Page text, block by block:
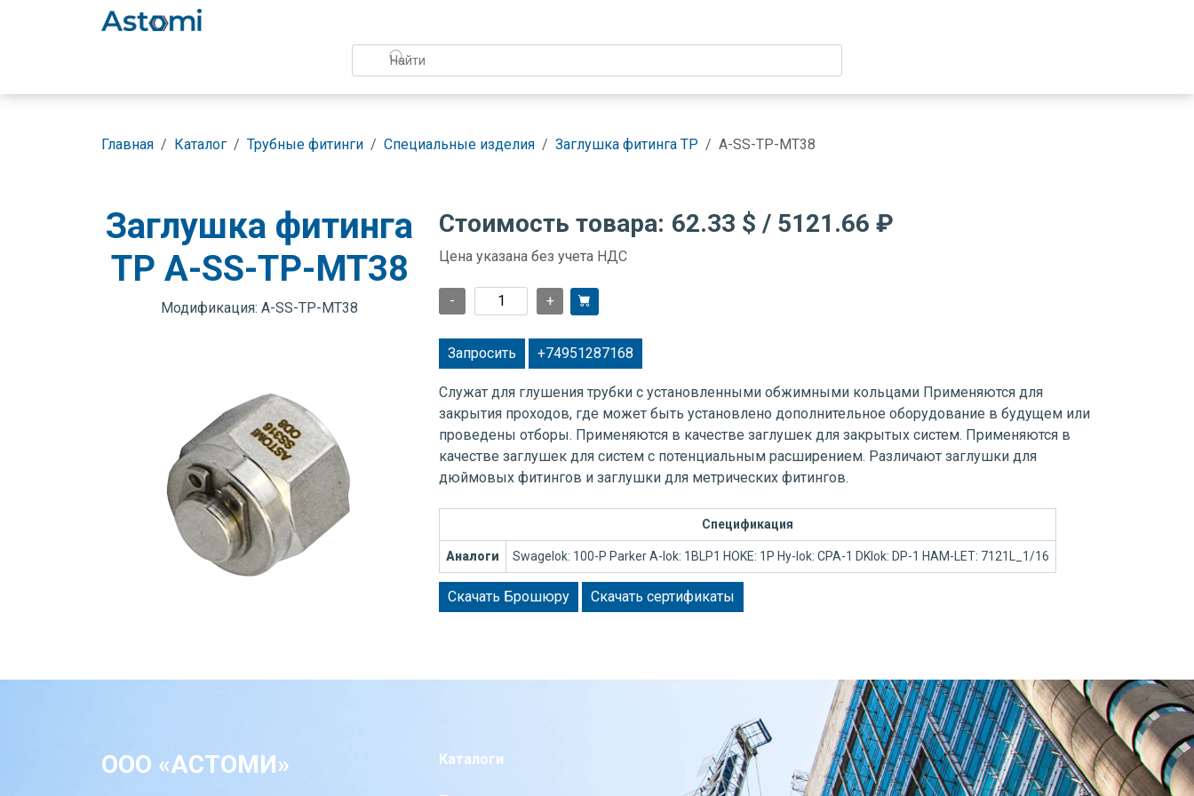
Главная Каталог Трубные фитинги Специальные изделия Заглушка фитинга TP A-SS-TP-MT38
Заглушка фитинга
TP A-SS-TP-MT38
Модификация: A-SS-TP-MT38
Стоимость товара: 62.33 $ / 5121.66 ₽
Цена указана без учета НДС
- +
Запросить +74951287168
Служат для глушения трубки с установленными обжимными кольцами Применяются для
закрытия проходов, где может быть установлено дополнительное оборудование в будущем или
проведены отборы. Применяются в качестве заглушек для закрытых систем. Применяются в
качестве заглушек для систем с потенциальным расширением. Различают заглушки для
дюймовых фитингов и заглушки для метрических фитингов.
Спецификация
Аналоги Swagelok: 100-P Parker A-lok: 1BLP1 HOKE: 1P Hy-lok: CPA-1 DKlok: DP-1 HAM-LET: 7121L_1/16
Скачать Брошюру Скачать сертификаты
ООО «АСТОМИ» Каталоги